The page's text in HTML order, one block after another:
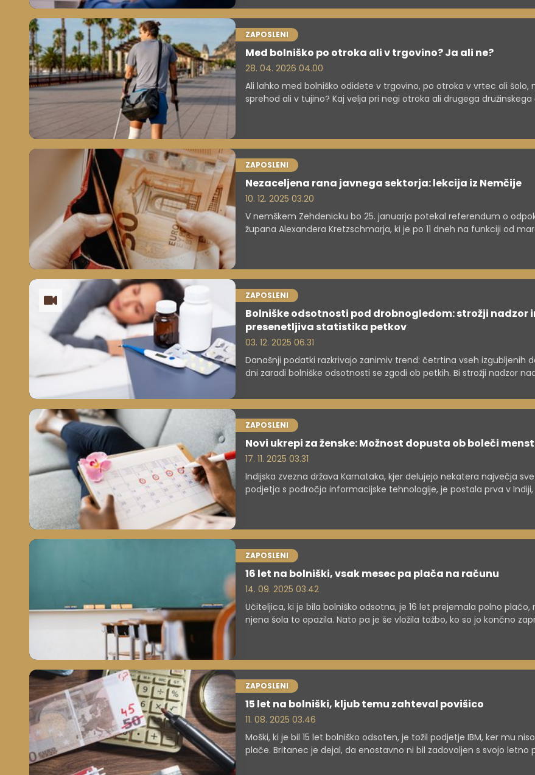
zdravniku pa je po novem obvezen najpozneje četrti dan
ZAPOSLENI
Med bolniško po otroka ali v trgovino? Ja ali ne?
28. 04. 2026 04.00
Ali lahko med bolniško odidete v trgovino, po otroka v vrtec ali šolo,
sprehod ali v tujino? Kaj velja pri negi otroka ali drugega družinskega
ZAPOSLENI
Nezaceljena rana javnega sektorja: lekcija iz Nemčije
10. 12. 2025 03.20
V nemškem Zehdenicku bo 25. januarja potekal referendum o
župana Alexandera Kretzschmarja, ki je po 11 dneh na funkciji od
ZAPOSLENI
Bolniške odsotnosti pod drobnogledom: strožji nadzor
presenetljiva statistika petkov
03. 12. 2025 06.31
Današnji podatki razkrivajo zanimiv trend: četrtina vseh izgubljenih
dni zaradi bolniške odsotnosti se zgodi ob petkih. Bi strožji nadzor
ZAPOSLENI
Novi ukrepi za ženske: Možnost dopusta ob boleči
17. 11. 2025 03.31
Indijska zvezna država Karnataka, kjer delujejo nekatera največja
podjetja s področja informacijske tehnologije, je postala prva v Indiji,
državi, kjer marsikje menstruacija ostaja tabu.
ZAPOSLENI
16 let na bolniški, vsak mesec pa plača na računu
14. 09. 2025 03.42
Učiteljica, ki je bila bolniško odsotna, je 16 let prejemala polno plačo,
njena šola to opazila. Nato pa je še vložila tožbo, ko so jo končno
ZAPOSLENI
15 let na bolniški, kljub temu zahteval povišico
11. 08. 2025 03.46
Moški, ki je bil 15 let bolniško odsoten, je tožil podjetje IBM, ker mu
plače. Britanec je dejal, da enostavno ni bil zadovoljen s svojo letno